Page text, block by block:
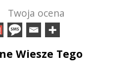
Twoja ocena
Wiesze Tego